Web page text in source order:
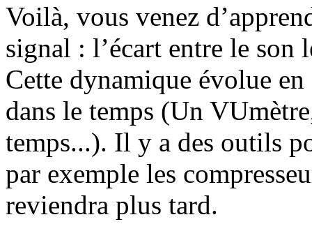
Voilà, vous venez
signal : l’écart entre le
Cette dynamique évolue
dans le temps (Un
temps...). Il y a des outils
par exemple les
reviendra plus tard.